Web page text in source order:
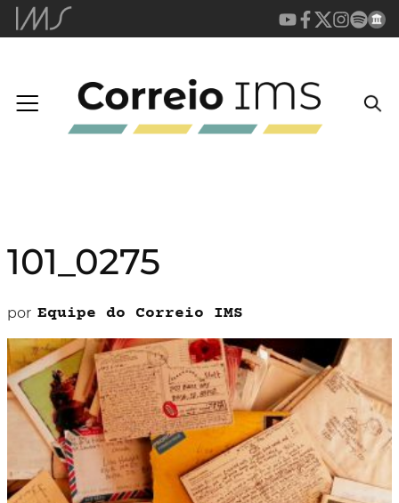
101_0275
por Equipe do Correio IMS